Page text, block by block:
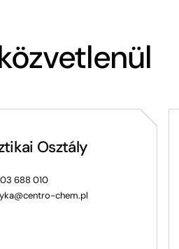
Osztály
688 010
chem.pl